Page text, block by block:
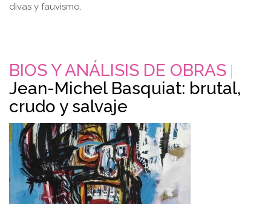
divas y fauvismo.
BIOS Y ANÁLISIS DE OBRAS
Jean-Michel Basquiat: brutal,
crudo y salvaje